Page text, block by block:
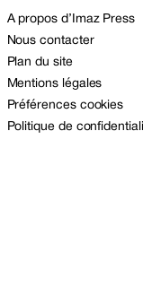
A propos d’Imaz Press
Nous contacter
Plan du site
Mentions légales
Préférences cookies
Politique de